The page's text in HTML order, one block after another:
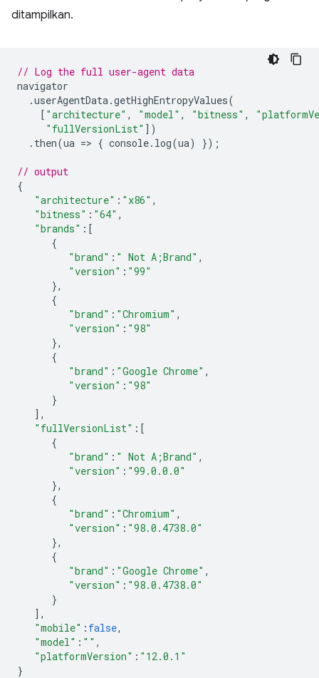
ditampilkan.
// Log the full user-agent data
navigator
.userAgentData.getHighEntropyValues(
[ "architecture" , "model" , "bitness" ,
"fullVersionList" ])
. then(ua => { console. log(ua) });
// output
{
"architecture" : "x86" ,
"bitness" : "64" ,
"brands" : [
{
"brand" : " Not A;Brand" ,
"version" : "99"
},
{
"brand" : "Chromium" ,
"version" : "98"
},
{
"brand" : "Google Chrome" ,
"version" : "98"
}
],
"fullVersionList" : [
{
"brand" : " Not A;Brand" ,
"version" : "99.0.0.0"
},
{
"brand" : "Chromium" ,
"version" : "98.0.4738.0"
},
{
"brand" : "Google Chrome" ,
"version" : "98.0.4738.0"
}
],
"mobile" : false,
"model" : "" ,
"platformVersion" : "12.0.1"
}